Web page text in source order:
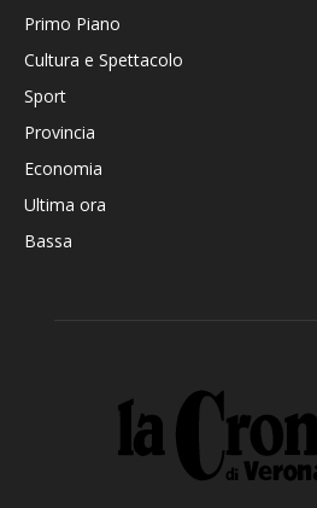
Primo Piano
Cultura e Spettacolo
Sport
Provincia
Economia
Ultima ora
Bassa